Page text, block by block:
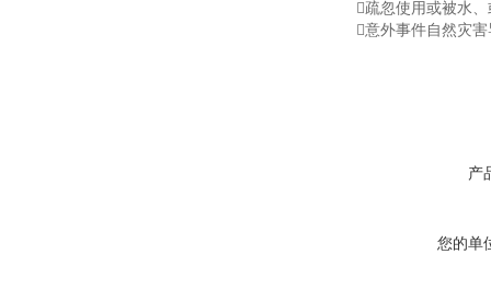
疏忽使用或被水
意外事件自然灾
产
您的单